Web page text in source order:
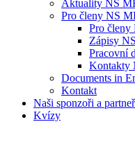
Aktuality NS
Pro členy NS
Pro členy
Zápisy
Pracovní
Kontakty
Documents in
Kontakt
Naši sponzoři a
Kvízy